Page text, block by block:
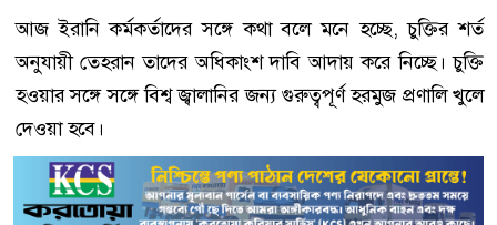
আজ ইরানি কর্মকর্তাদের সঙ্গে কথা বলে মনে হচ্ছে, চুক্তির শর্ত
অনুযায়ী তেহরান তাদের অধিকাংশ দাবি আদায় করে নিচ্ছে। চুক্তি
হওয়ার সঙ্গে সঙ্গে বিশ্ব জ্বালানির জন্য গুরুত্বপূর্ণ হরমুজ প্রণালি খুলে
দেওয়া হবে।